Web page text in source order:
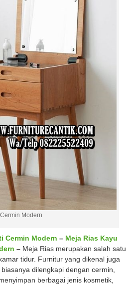
Modern
Cermin Modern – Meja Rias Kayu
– Meja Rias merupakan salah satu
tidur. Furnitur yang dikenal juga
dilengkapi dengan cermin,
berbagai jenis kosmetik,